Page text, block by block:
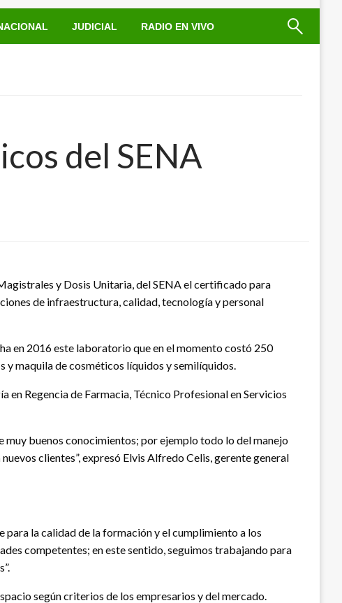
JUDICIAL RADIO EN VIVO
del SENA
y Dosis Unitaria, del SENA el certificado para
de infraestructura, calidad, tecnología y personal
en 2016 este laboratorio que en el momento costó 250
maquila de cosméticos líquidos y semilíquidos.
Regencia de Farmacia, Técnico Profesional en Servicios
muy buenos conocimientos; por ejemplo todo lo del manejo
clientes”, expresó Elvis Alfredo Celis, gerente general
para la calidad de la formación y el cumplimiento a los
competentes; en este sentido, seguimos trabajando para
según criterios de los empresarios y del mercado.